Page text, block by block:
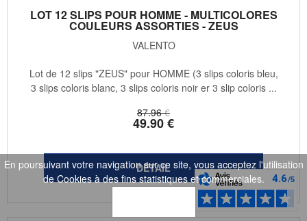
LOT 12 SLIPS POUR HOMME - MULTICOLORES
COULEURS ASSORTIES - ZEUS
VALENTO
87.96 €
49.90€
Lot de 12 slips "ZEUS" pour HOMME (3 slips coloris bleu,
3 slips coloris blanc, 3 slips coloris noir er 3 slip coloris ...
En poursuivant votre navigation sur ce site, vous acceptez l'utilisation
de Cookies à des fins statistiques et commerciales.